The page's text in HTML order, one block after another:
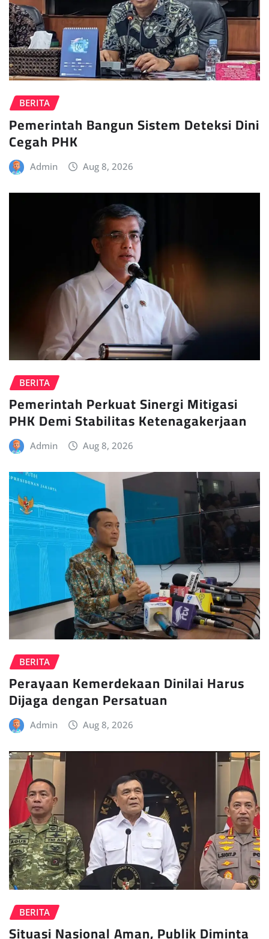
BERITA
Pemerintah Bangun Sistem Deteksi Dini
Cegah PHK
Admin Aug 8, 2026
BERITA
Pemerintah Perkuat Sinergi Mitigasi
PHK Demi Stabilitas Ketenagakerjaan
Admin Aug 8, 2026
BERITA
Perayaan Kemerdekaan Dinilai Harus
Dijaga dengan Persatuan
Admin Aug 8, 2026
BERITA
Situasi Nasional Aman, Publik Diminta